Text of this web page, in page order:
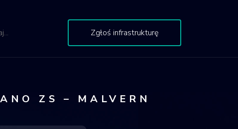
Zgłoś infrastrukturę
ZS – MALVERN